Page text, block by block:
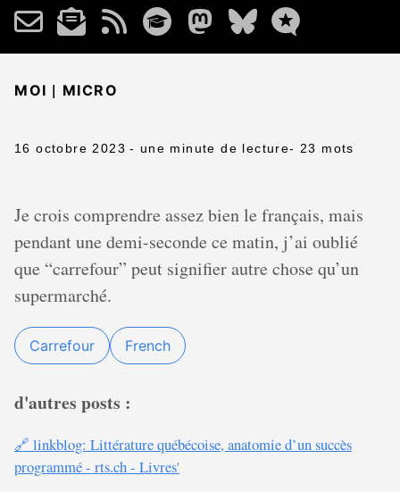
MOI | MICRO
16 octobre 2023 - une minute de lecture- 23 mots
Je crois comprendre assez bien le français, mais
pendant une demi-seconde ce matin, j’ai oublié
que “carrefour” peut signifier autre chose qu’un
supermarché.
Carrefour French
d'autres posts :
🔗 linkblog: Littérature québécoise, anatomie d’un succès
programmé - rts.ch - Livres'